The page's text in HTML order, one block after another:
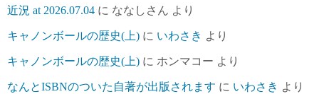
近況 at 2026.07.04 に ななしさん より
キャノンボールの歴史(上) に いわさき より
キャノンボールの歴史(上) に ホンマコー より
なんとISBNのついた自著が出版されます に いわさき より